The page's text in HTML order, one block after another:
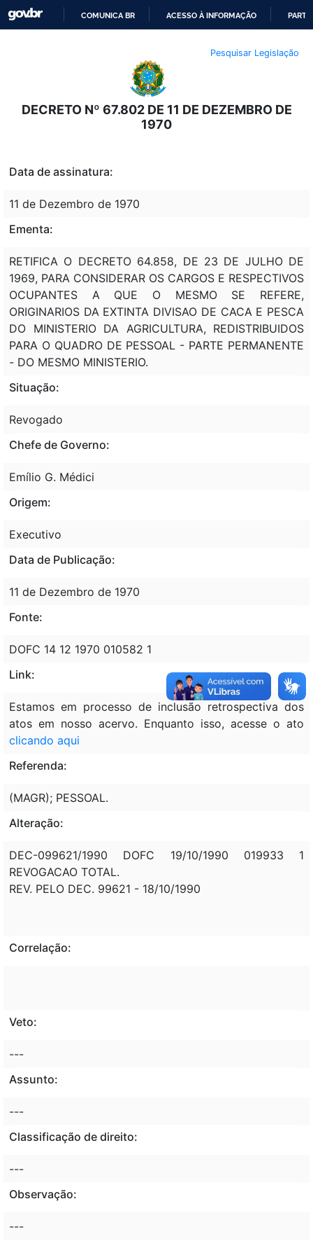
O
CONTEÚDO
COMUNICA BR ACESSO À INFORMAÇÃO
Pesquisar Legislação
DECRETO Nº 67.802 DE 11 DE DEZEMBRO DE
1970
Data de assinatura:
11 de Dezembro de 1970
Ementa:
RETIFICA O DECRETO 64.858, DE 23 DE JULHO DE
1969, PARA CONSIDERAR OS CARGOS E RESPECTIVOS
OCUPANTES A QUE O MESMO SE REFERE,
ORIGINARIOS DA EXTINTA DIVISAO DE CACA E PESCA
DO MINISTERIO DA AGRICULTURA, REDISTRIBUIDOS
PARA O QUADRO DE PESSOAL - PARTE PERMANENTE
- DO MESMO MINISTERIO.
Situação:
Revogado
Chefe de Governo:
Emílio G. Médici
Origem:
Executivo
Data de Publicação:
11 de Dezembro de 1970
Fonte:
DOFC 14 12 1970 010582 1
Link:
Estamos em processo de inclusão retrospectiva dos
atos em nosso acervo. Enquanto isso, acesse o ato
clicando aqui
Referenda:
(MAGR); PESSOAL.
Alteração:
DEC-099621/1990 DOFC 19/10/1990 019933 1
REVOGACAO TOTAL.
REV. PELO DEC. 99621 - 18/10/1990
Correlação:
Veto:
---
Assunto:
---
Classificação de direito:
---
Observação:
---